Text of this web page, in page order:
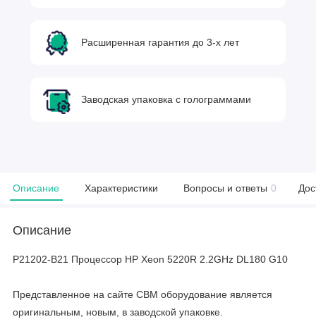
Расширенная гарантия до 3-х лет
Заводская упаковка с голограммами
Описание Характеристики Вопросы и ответы 0
Описание
P21202-B21 Процессор HP Xeon 5220R 2.2GHz DL180 G10
Представленное на сайте CBM оборудование является
оригинальным, новым, в заводской упаковке.